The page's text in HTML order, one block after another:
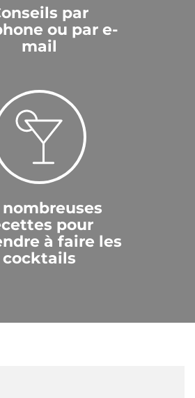
par
ou par e-
mail
nombreuses
pour
à faire les
cocktails